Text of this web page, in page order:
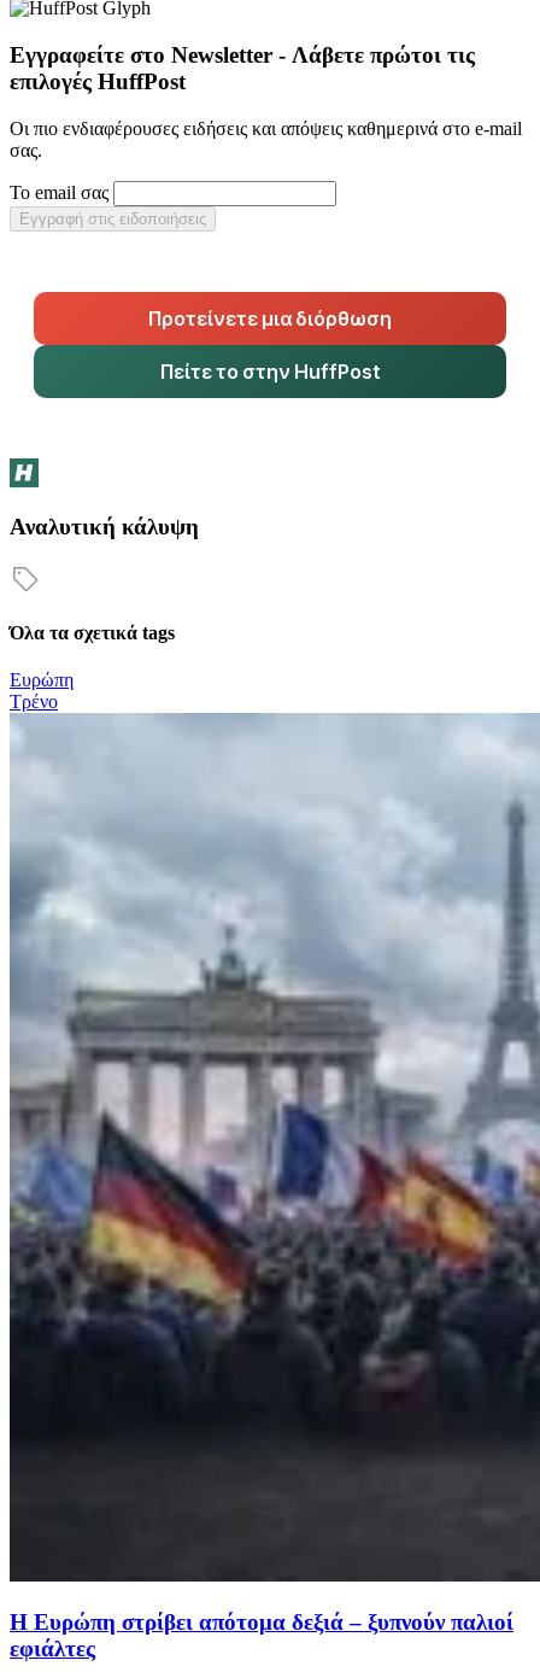
Εγγραφείτε στο Newsletter - Λάβετε πρώτοι τις
επιλογές HuffPost
Οι πιο ενδιαφέρουσες ειδήσεις και απόψεις καθημερινά στο e-mail
σας.
Το email σας
Εγγραφή στις ειδοποιήσεις
Προτείνετε μια διόρθωση
Πείτε το στην HuffPost
Αναλυτική κάλυψη
Όλα τα σχετικά tags
Ευρώπη
Τρένο
Η Ευρώπη στρίβει απότομα δεξιά – ξυπνούν παλιοί
εφιάλτες